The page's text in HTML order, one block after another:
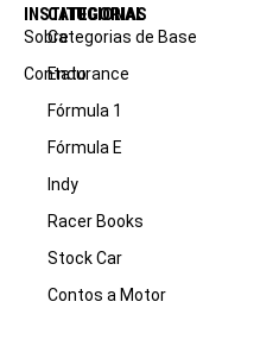
INSTITUCIONAL
Sobre
Contato
CATEGORIAS
Categorias de Base
Endurance
Fórmula 1
Fórmula E
Indy
Racer Books
Stock Car
Contos a Motor